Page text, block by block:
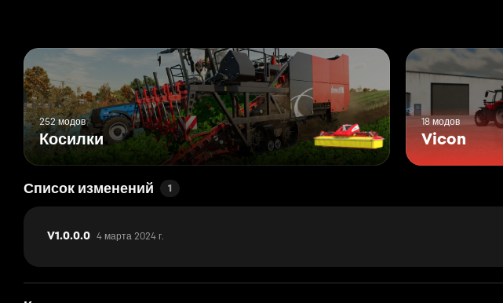
252 модов
Косилки
18 модов
Vicon
Список изменений 1
V1.0.0.0 4 марта 2024 г.